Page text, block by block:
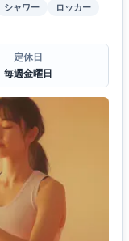
シャワー
ロッカー
定休日
毎週金曜日